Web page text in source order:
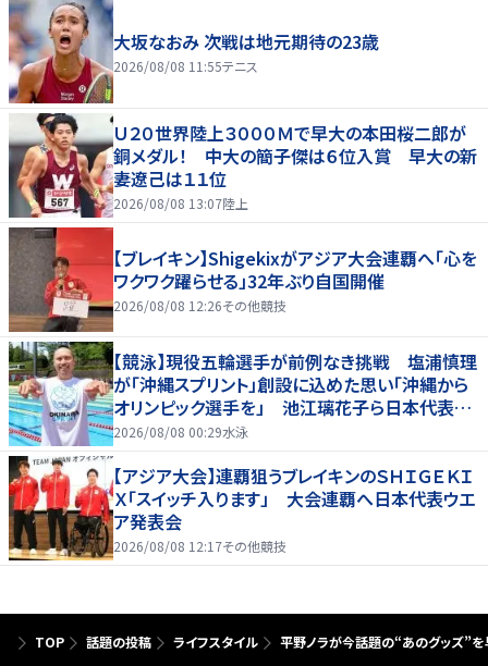
大坂なおみ 次戦は地元期待の23歳
2026/08/08 11:55テニス
Ｕ２０世界陸上３０００Ｍで早大の本田桜二郎が
銅メダル！ 中大の簡子傑は６位入賞 早大の新
妻遼己は１１位
2026/08/08 13:07陸上
【ブレイキン】Shigekixがアジア大会連覇へ「心を
ワクワク躍らせる」32年ぶり自国開催
2026/08/08 12:26その他競技
【競泳】現役五輪選手が前例なき挑戦 塩浦慎理
が「沖縄スプリント」創設に込めた思い「沖縄から
オリンピック選手を」 池江璃花子ら日本代表も
参戦
2026/08/08 00:29水泳
【アジア大会】連覇狙うブレイキンのＳＨＩＧＥＫＩ
Ｘ「スイッチ入ります」 大会連覇へ日本代表ウエ
ア発表会
2026/08/08 12:17その他競技
TOP 話題の投稿 ライフスタイル 平野ノラが今話題の“あのグッズ”